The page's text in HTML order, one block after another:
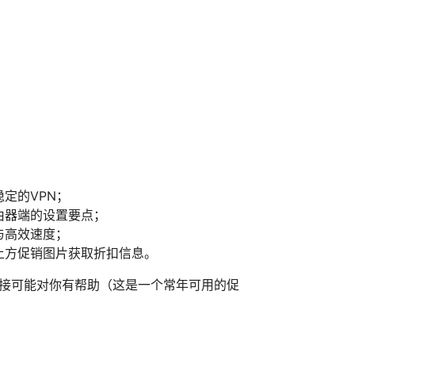
的VPN；
端的设置要点；
效速度；
促销图片获取折扣信息。
可能对你有帮助（这是一个常年可用的促